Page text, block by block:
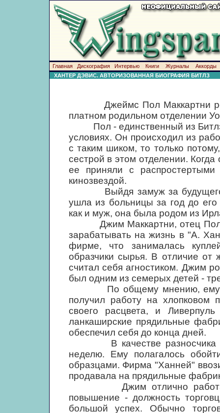
Главная Дискография Интервью Книги Журналы
Аккорды
ХАНТЕР ДЭВИС. АВТОРИЗОВАННАЯ БИОГРАФИЯ БИТЛЗ
Джеймс Пол Маккартни
платном родильном отделении
Пол - единственный из Битлз,
условиях. Он происходил из
с таким шиком, то только
сестрой в этом отделении.
ее приняли с
кинозвездой.
Выйдя замуж за будущего
ушла из больницы за год до
как и муж, она была родом из
Джим Маккартни, отец Пола,
зарабатывать на жизнь в "А.
фирме, что занималась
образчики сырья. В отличие
считал себя агностиком. Джим
был одним из семерых детей -
По общему мнению, ему
получил работу на хлопковом
своего расцвета, и
ланкаширские прядильные
обеспечил себя до конца дней.
В качестве разносчика
неделю. Ему полагалось
образцами. Фирма "Ханней"
продавала на прядильные
Джим отлично работал и
повышение - должность
большой успех. Обычно